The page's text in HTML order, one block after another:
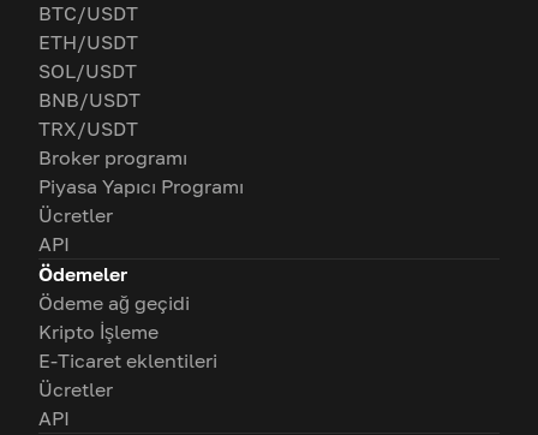
BTC/USDT
ETH/USDT
SOL/USDT
BNB/USDT
TRX/USDT
Broker programı
Piyasa Yapıcı Programı
Ücretler
API
Ödemeler
Ödeme ağ geçidi
Kripto İşleme
E-Ticaret eklentileri
Ücretler
API